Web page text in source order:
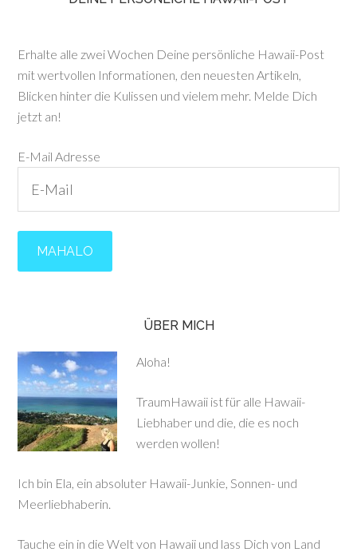
Erhalte alle zwei Wochen Deine persönliche Hawaii-Post
mit wertvollen Informationen, den neuesten Artikeln,
Blicken hinter die Kulissen und vielem mehr. Melde Dich
jetzt an!
E-Mail Adresse
ÜBER MICH
Aloha!
TraumHawaii ist für alle Hawaii-
Liebhaber und die, die es noch
werden wollen!
Ich bin Ela, ein absoluter Hawaii-Junkie, Sonnen- und
Meerliebhaberin.
Tauche ein in die Welt von Hawaii und lass Dich von Land